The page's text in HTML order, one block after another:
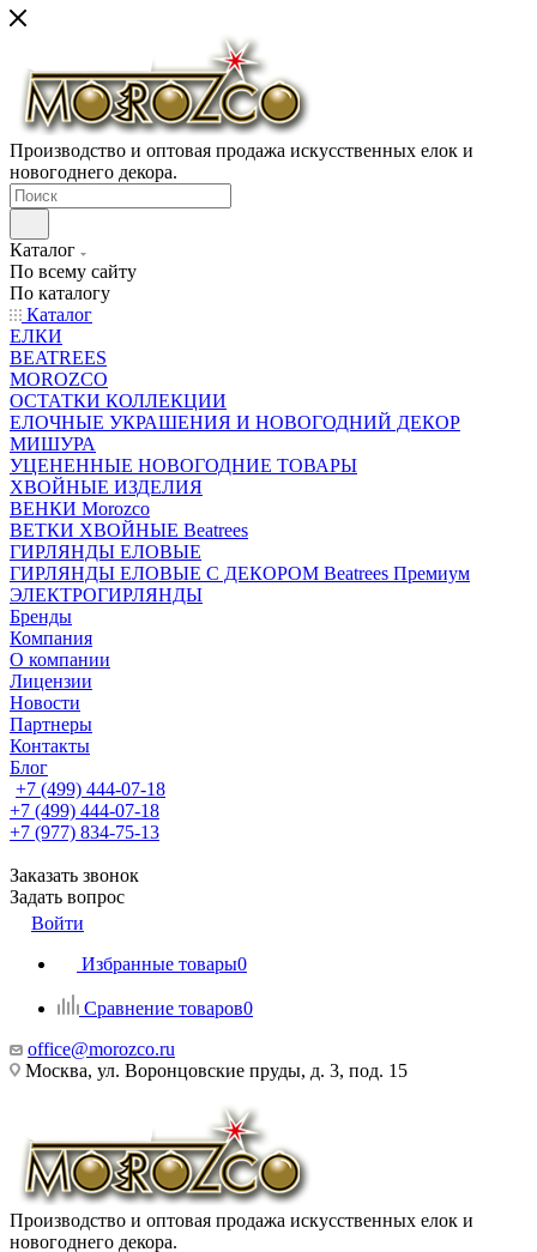
Производство и оптовая продажа искусственных елок и
новогоднего декора.
Каталог
По всему сайту
По каталогу
Каталог
ЕЛКИ
BEATREES
MOROZCO
ОСТАТКИ КОЛЛЕКЦИИ
ЕЛОЧНЫЕ УКРАШЕНИЯ И НОВОГОДНИЙ ДЕКОР
МИШУРА
УЦЕНЕННЫЕ НОВОГОДНИЕ ТОВАРЫ
ХВОЙНЫЕ ИЗДЕЛИЯ
ВЕНКИ Morozco
ВЕТКИ ХВОЙНЫЕ Beatrees
ГИРЛЯНДЫ ЕЛОВЫЕ
ГИРЛЯНДЫ ЕЛОВЫЕ С ДЕКОРОМ Beatrees Премиум
ЭЛЕКТРОГИРЛЯНДЫ
Бренды
Компания
О компании
Лицензии
Новости
Партнеры
Контакты
Блог
+7 (499) 444-07-18
+7 (499) 444-07-18
+7 (977) 834-75-13
Заказать звонок
Задать вопрос
Войти
Избранные товары0
Сравнение товаров0
office@morozco.ru
Москва, ул. Воронцовские пруды, д. 3, под. 15
Производство и оптовая продажа искусственных елок и
новогоднего декора.